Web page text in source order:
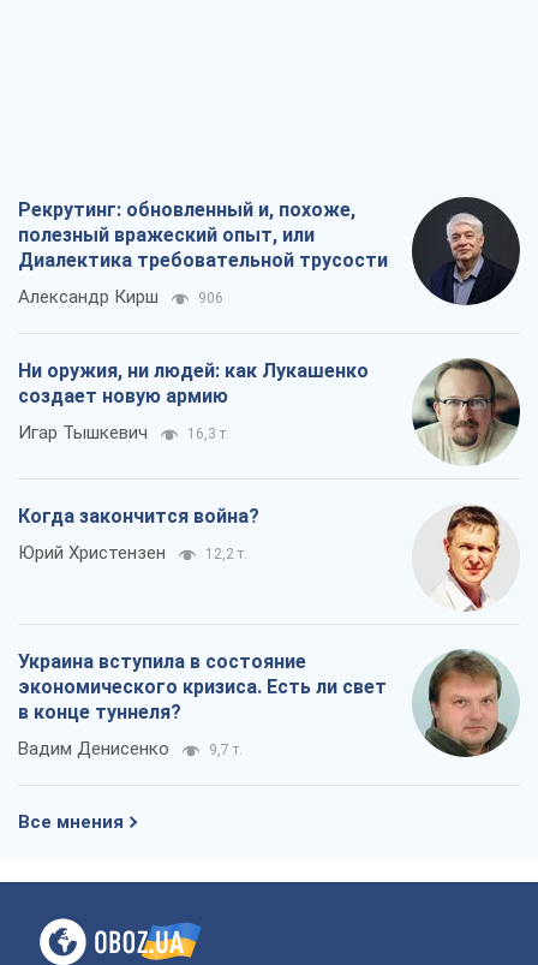
Рекрутинг: обновленный и, похоже,
полезный вражеский опыт, или
Диалектика требовательной трусости
Александр Кирш 906
Ни оружия, ни людей: как Лукашенко
создает новую армию
Игар Тышкевич 16,3 т.
Когда закончится война?
Юрий Христензен 12,2 т.
Украина вступила в состояние
экономического кризиса. Есть ли свет
в конце туннеля?
Вадим Денисенко 9,7 т.
Все мнения